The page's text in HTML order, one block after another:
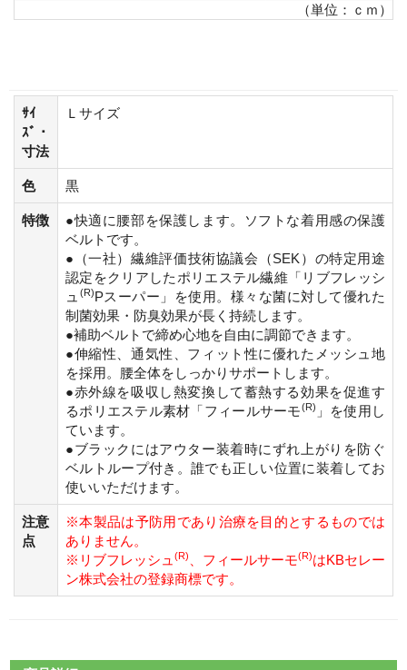
（単位：ｃｍ）
ｻｲ
ｽﾞ・
寸法
Ｌサイズ
色 黒
特徴
●快適に腰部を保護します。ソフトな着用感の保護
ベルトです。
●（一社）繊維評価技術協議会（SEK）の特定用途
認定をクリアしたポリエステル繊維「リブフレッシ
ュ (R)Pスーパー」を使用。様々な菌に対して優れた
制菌効果・防臭効果が長く持続します。
●補助ベルトで締め心地を自由に調節できます。
●伸縮性、通気性、フィット性に優れたメッシュ地
を採用。腰全体をしっかりサポートします。
●赤外線を吸収し熱変換して蓄熱する効果を促進す
るポリエステル素材「フィールサーモ(R) 」を使用し
ています。
●ブラックにはアウター装着時にずれ上がりを防ぐ
ベルトループ付き。誰でも正しい位置に装着してお
使いいただけます。
注意
点
※本製品は予防用であり治療を目的とするものでは
ありません。
※リブフレッシュ (R) 、フィールサーモ(R)はKBセレー
ン株式会社の登録商標です。